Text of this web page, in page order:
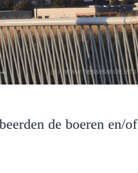
de boeren en/of